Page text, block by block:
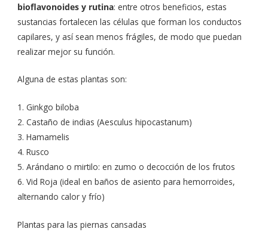
bioflavonoides y rutina: entre otros beneficios, estas
sustancias fortalecen las células que forman los conductos
capilares, y así sean menos frágiles, de modo que puedan
realizar mejor su función.
Alguna de estas plantas son:
1. Ginkgo biloba
2. Castaño de indias (Aesculus hipocastanum)
3. Hamamelis
4. Rusco
5. Arándano o mirtilo: en zumo o decocción de los frutos
6. Vid Roja (ideal en baños de asiento para hemorroides,
alternando calor y frío)
Plantas para las piernas cansadas